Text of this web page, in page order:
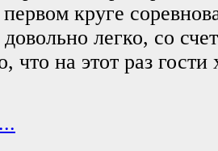
круге
довольно легко, со
что на этот раз гости